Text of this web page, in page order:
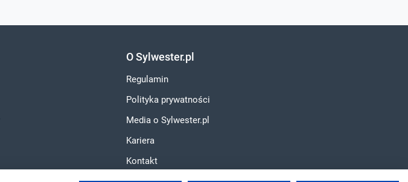
O Sylwester.pl
Regulamin
Polityka prywatności
Media o Sylwester.pl
Kariera
Kontakt